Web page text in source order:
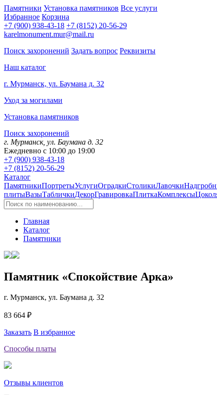
Памятники Установка памятников Все услуги
Избранное Корзина
+7 (900) 938-43-18 +7 (8152) 20-56-29
karelmonument.mur@mail.ru
Поиск захоронений Задать вопрос Реквизиты
Наш каталог
г. Мурманск, ул. Баумана д. 32
Уход за могилами
Установка памятников
Поиск захоронений
г. Мурманск, ул. Баумана д. 32
Ежедневно с 10:00 до 19:00
+7 (900) 938-43-18
+7 (8152) 20-56-29
Каталог
ПамятникиПортретыУслугиОградкиСтоликиЛавочки
плитыВазыТабличкиДекорГравировкаПлиткаКомплексы
Главная
Каталог
Памятники
Памятник «Спокойствие Арка»
г. Мурманск, ул. Баумана д. 32
83 664 ₽
Заказать В избранное
Способы платы
Отзывы клиентов